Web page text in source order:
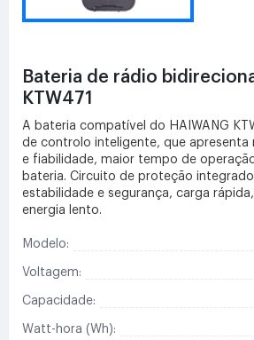
Bateria de rádio
KTW471
A bateria compatível do HAIWANG
de controlo inteligente, que apresenta
e fiabilidade, maior tempo de
bateria. Circuito de proteção
estabilidade e segurança, carga
energia lento.
Modelo:
Voltagem:
Capacidade:
Watt-hora (Wh):